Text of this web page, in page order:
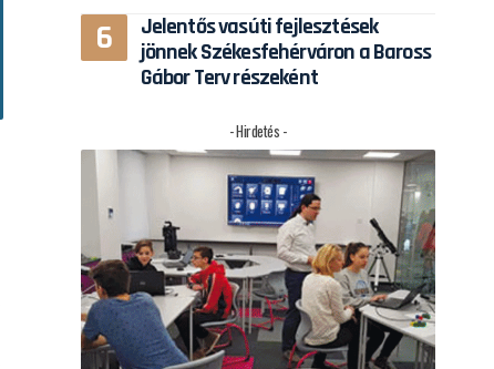
Jelentős vasúti fejlesztések
jönnek Székesfehérváron a Baross
Gábor Terv részeként
- Hirdetés -